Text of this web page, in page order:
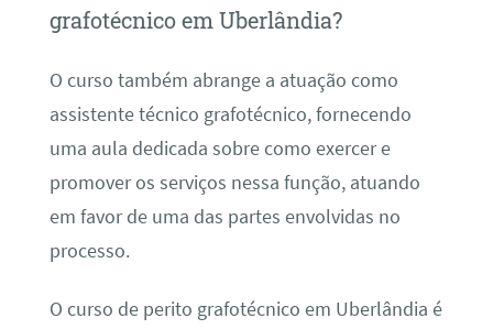
grafotécnico em Uberlândia?
O curso também abrange a atuação como
assistente técnico grafotécnico, fornecendo
uma aula dedicada sobre como exercer e
promover os serviços nessa função, atuando
em favor de uma das partes envolvidas no
processo.
O curso de perito grafotécnico em Uberlândia é